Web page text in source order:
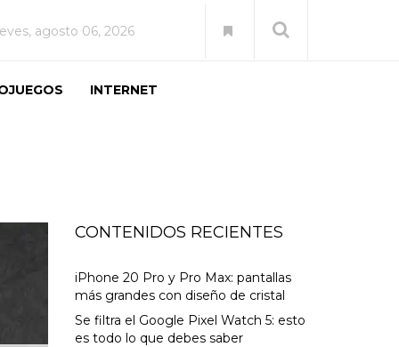
agosto 06, 2026
INTERNET
CONTENIDOS RECIENTES
iPhone 20 Pro y Pro Max: pantallas
más grandes con diseño de cristal
Se filtra el Google Pixel Watch 5: esto
es todo lo que debes saber